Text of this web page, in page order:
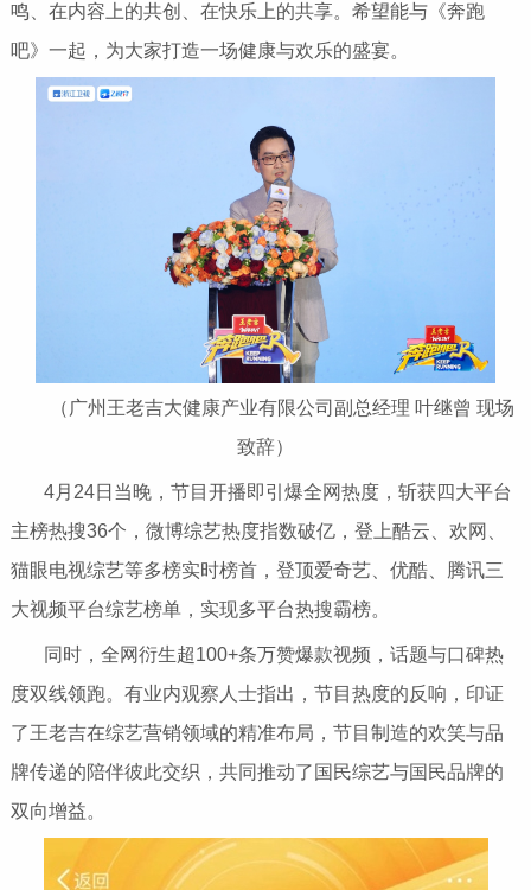
鸣、在内容上的共创、在快乐上的共享。希望能与《奔跑
吧》一起，为大家打造一场健康与欢乐的盛宴。
（广州王老吉大健康产业有限公司副总经理 叶继曾 现场
致辞）
4月24日当晚，节目开播即引爆全网热度，斩获四大平台
主榜热搜36个，微博综艺热度指数破亿，登上酷云、欢网、
猫眼电视综艺等多榜实时榜首，登顶爱奇艺、优酷、腾讯三
大视频平台综艺榜单，实现多平台热搜霸榜。
同时，全网衍生超100+条万赞爆款视频，话题与口碑热
度双线领跑。有业内观察人士指出，节目热度的反响，印证
了王老吉在综艺营销领域的精准布局，节目制造的欢笑与品
牌传递的陪伴彼此交织，共同推动了国民综艺与国民品牌的
双向增益。